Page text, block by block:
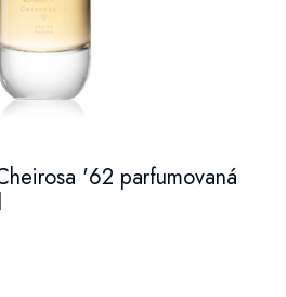
'62 parfumovaná